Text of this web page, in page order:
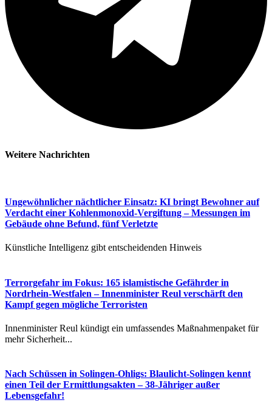
Weitere Nachrichten​
Ungewöhnlicher nächtlicher Einsatz: KI bringt Bewohner auf
Verdacht einer Kohlenmonoxid-Vergiftung – Messungen im
Gebäude ohne Befund, fünf Verletzte
Künstliche Intelligenz gibt entscheidenden Hinweis
Terrorgefahr im Fokus: 165 islamistische Gefährder in
Nordrhein-Westfalen – Innenminister Reul verschärft den
Kampf gegen mögliche Terroristen
Innenminister Reul kündigt ein umfassendes Maßnahmenpaket für
mehr Sicherheit...
Nach Schüssen in Solingen-Ohligs: Blaulicht-Solingen kennt
einen Teil der Ermittlungsakten – 38-Jähriger außer
Lebensgefahr!